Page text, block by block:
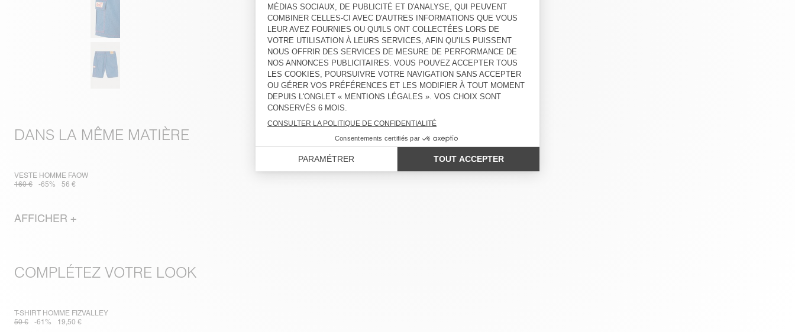
DANS LA MÊME MATIÈRE
VESTE HOMME FAOW
160 €
-65% 56 €
AFFICHER +
COMPLÉTEZ VOTRE LOOK
T-SHIRT HOMME FIZVALLEY
50 €
-61% 19,50 €